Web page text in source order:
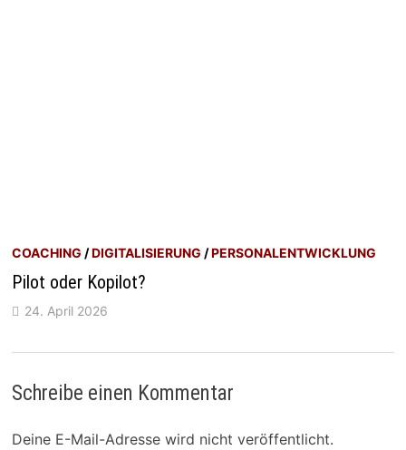
COACHING /DIGITALISIERUNG /PERSONALENTWICKLUNG
Pilot oder Kopilot?
24. April 2026
Schreibe einen Kommentar
Deine E-Mail-Adresse wird nicht veröffentlicht.